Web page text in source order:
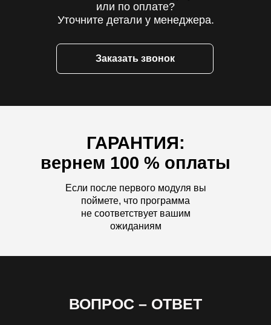
или по оплате?
Уточните детали у менеджера.
Заказать звонок
вернем 100 % оплаты
ГАРАНТИЯ:
Если после первого модуля вы
поймете, что программа
не соответствует вашим
ожиданиям
ВОПРОС – ОТВЕТ